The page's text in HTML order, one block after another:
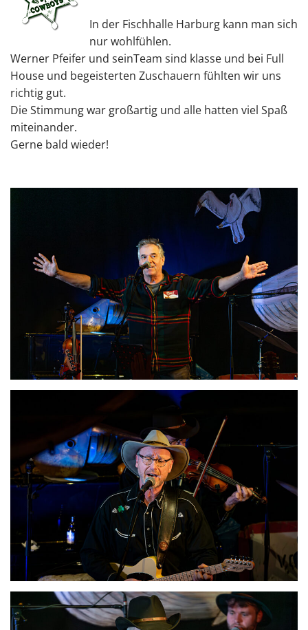
In der Fischhalle Harburg kann man sich
nur wohlfühlen.
Werner Pfeifer und seinTeam sind klasse und bei Full
House und begeisterten Zuschauern fühlten wir uns
richtig gut.
Die Stimmung war großartig und alle hatten viel Spaß
miteinander.
Gerne bald wieder!